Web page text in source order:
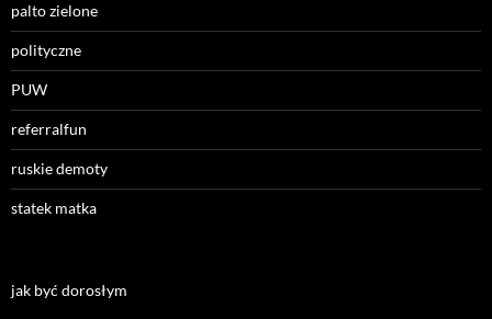
palto zielone
polityczne
PUW
referralfun
ruskie demoty
statek matka
jak być dorosłym